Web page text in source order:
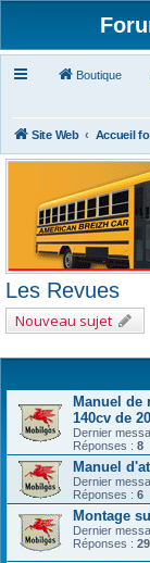
Boutique
Site Web Accueil
Les Revues
Nouveau sujet
Manuel de
140cv de
Dernier
Réponses : 8
Manuel
Dernier
Réponses : 6
Montage
Dernier
Réponses : 29